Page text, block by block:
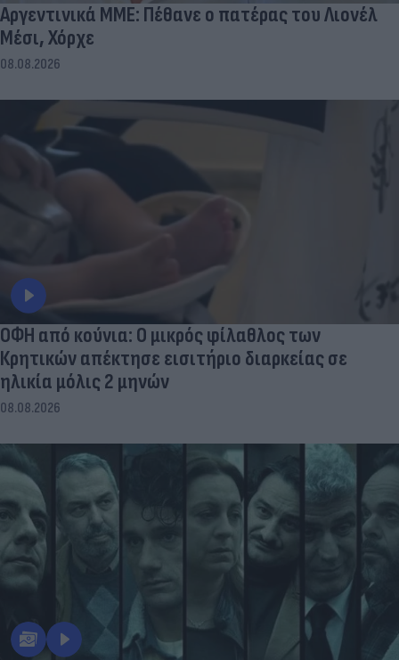
Αργεντινικά ΜΜΕ: Πέθανε ο πατέρας του Λιονέλ
Μέσι, Χόρχε
08.08.2026
ΟΦΗ από κούνια: Ο μικρός φίλαθλος των
Κρητικών απέκτησε εισιτήριο διαρκείας σε
ηλικία μόλις 2 μηνών
08.08.2026